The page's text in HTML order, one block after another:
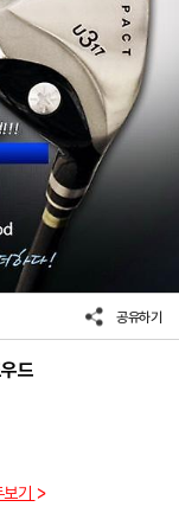
공유하기
드
기